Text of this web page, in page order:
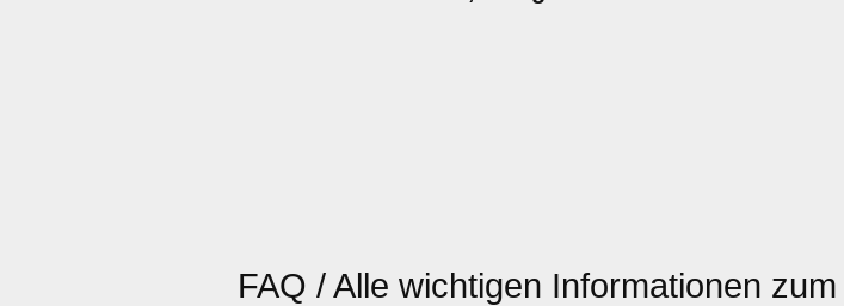
FAQ / Alle wichtigen Informationen zum